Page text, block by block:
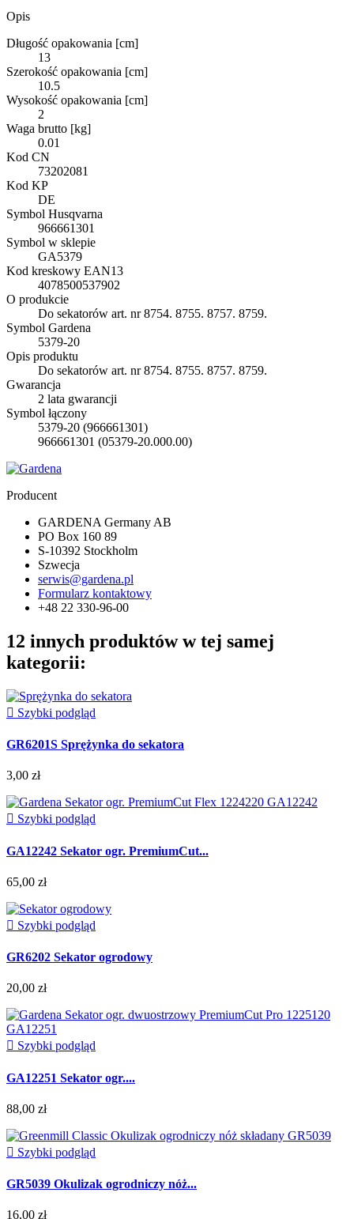
Opis
Długość opakowania [cm]
13
Szerokość opakowania [cm]
10.5
Wysokość opakowania [cm]
2
Waga brutto [kg]
0.01
Kod CN
73202081
Kod KP
DE
Symbol Husqvarna
966661301
Symbol w sklepie
GA5379
Kod kreskowy EAN13
4078500537902
O produkcie
Do sekatorów art. nr 8754. 8755. 8757. 8759.
Symbol Gardena
5379-20
Opis produktu
Do sekatorów art. nr 8754. 8755. 8757. 8759.
Gwarancja
2 lata gwarancji
Symbol łączony
5379-20 (966661301)
966661301 (05379-20.000.00)
Producent
GARDENA Germany AB
PO Box 160 89
S-10392 Stockholm
Szwecja
serwis@gardena.pl
Formularz kontaktowy
+48 22 330-96-00
12 innych produktów w tej samej
kategorii:
 Szybki podgląd
GR6201S Sprężynka do sekatora
3,00 zł
 Szybki podgląd
GA12242 Sekator ogr. PremiumCut...
65,00 zł
 Szybki podgląd
GR6202 Sekator ogrodowy
20,00 zł
 Szybki podgląd
GA12251 Sekator ogr....
88,00 zł
 Szybki podgląd
GR5039 Okulizak ogrodniczy nóż...
16,00 zł